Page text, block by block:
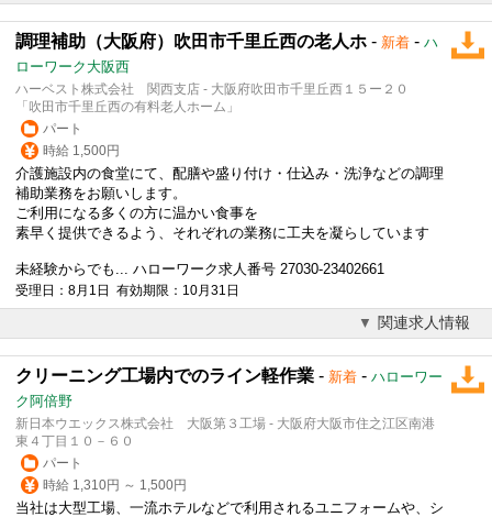
調理補助（大阪府）吹田市千里丘西の老人ホ - 新着 - ハ
ローワーク大阪西
ハーベスト株式会社 関西支店 - 大阪府吹田市千里丘西１５ー２０
「吹田市千里丘西の有料老人ホーム」
パート
時給 1,500円
介護施設内の食堂にて、配膳や盛り付け・仕込み・洗浄などの調理
補助業務をお願いします。
ご利用になる多くの方に温かい食事を
素早く提供できるよう、それぞれの業務に工夫を凝らしています
未経験からでも... ハローワーク求人番号 27030-23402661
受理日：8月1日 有効期限：10月31日
関連求人情報
クリーニング工場内でのライン軽作業 - 新着 - ハローワー
ク阿倍野
新日本ウエックス株式会社 大阪第３工場 - 大阪府大阪市住之江区南港
東４丁目１０－６０
パート
時給 1,310円 ～ 1,500円
当社は大型工場、一流ホテルなどで利用されるユニフォームや、シ